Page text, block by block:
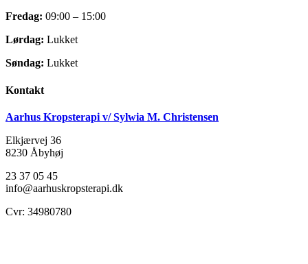
Fredag: 09:00 – 15:00
Lørdag: Lukket
Søndag: Lukket
Kontakt
Aarhus Kropsterapi v/ Sylwia M. Christensen
Elkjærvej 36
8230 Åbyhøj
23 37 05 45
info@aarhuskropsterapi.dk
Cvr: 34980780